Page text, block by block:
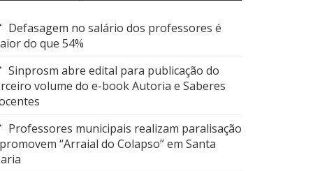
Defasagem no salário dos professores é
do que 54%
Sinprosm abre edital para publicação do
volume do e-book Autoria e Saberes
Professores municipais realizam paralisação
“Arraial do Colapso” em Santa